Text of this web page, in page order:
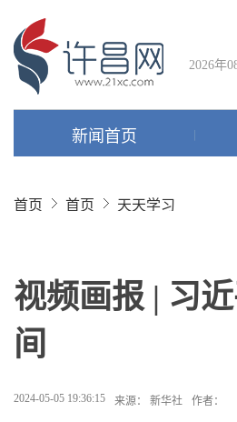
2026年
新闻首页
首页 首页 天天学习
视频画报 | 习
间
2024-05-05 19:36:15 来源： 新华社 作者：